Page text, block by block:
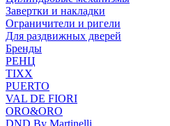
Завертки и накладки
Ограничители и ригели
Для раздвижных дверей
Бренды
РЕНЦ
TIXX
PUERTO
VAL DE FIORI
ORO&ORO
DND By Martinelli